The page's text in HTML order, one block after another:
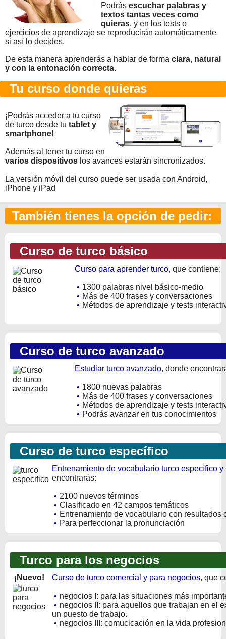
Podrás escuchar palabras y
textos tantas veces como
quieras, y en los tests o
ejercicios de aprendizaje se reproducirán automáticamente
si así lo decides.
De esta manera aprenderás a hablar de forma clara, natural
y con la entonación correcta.
Tu curso donde quieras
¡Podrás acceder a tu curso
de turco desde tu tablet y
smartphone!
Además al tener tu curso en
varios dispositivos los avances estarán sincronizados.
La versión móvil del curso puede ser usada con Android,
iPhone y iPad
También tienes la opción de pedir:
Curso de turco básico
Curso para aprender turco, que contiene:
• 1300 palabras nivel básico-medio
• Más de 400 frases y conversaciones
• Métodos de aprendizaje y tests
Curso de turco avanzado
Estudiar turco avanzado, donde
• 1800 nuevas palabras
• Más de 400 frases y conversaciones
• Métodos de aprendizaje y tests
• Podrás avanzar en tus conocimientos
Curso de turco específico
Entrenamiento de vocabulario turco específico y
encontrarás:
• 2100 nuevos términos
• Clasificado en 42 campos temáticos
• Entrenamiento de vocabulario con resultados
• Para perfeccionar la pronunciación
Turco para los negocios
¡Nuevo! Curso de turco comercial y para negocios, que
• negocios I: para las situaciones más
• negocios II: para aquellos que trabajan en el
un puesto de trabajo.
• negocios III: comucicación en la vida